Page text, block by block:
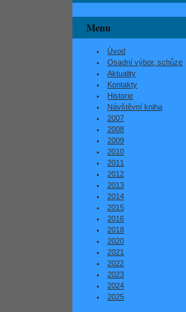
Menu
Úvod
Osadní výbor, schůze
Aktuality
Kontakty
Historie
Návštěvní kniha
2007
2008
2009
2010
2011
2012
2013
2014
2015
2016
2018
2020
2021
2022
2023
2024
2025